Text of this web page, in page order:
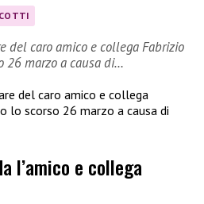
del caro amico e collega Fabrizio
26 marzo a causa di…
del caro amico e collega
lo scorso 26 marzo a causa di
l’amico e collega